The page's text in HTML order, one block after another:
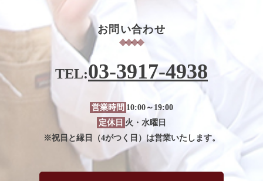
お問い合わせ
TEL:03-3917-4938
営業時間 10:00～19:00
定休日 火・水曜日
※祝日と縁日（4がつく日）は営業いたします。